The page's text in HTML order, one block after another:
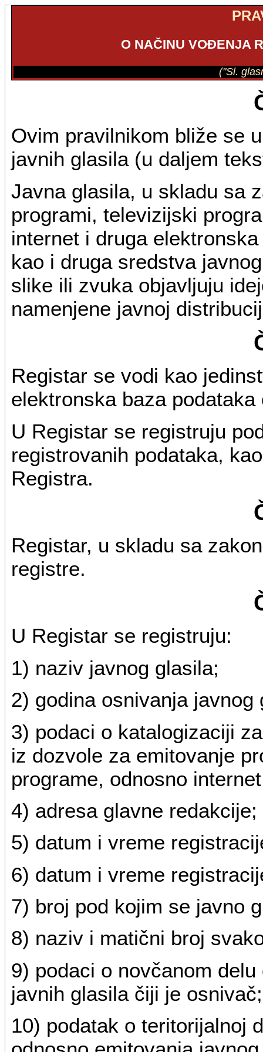
O NAČINU VOĐENJA
("Sl.
Ovim pravilnikom bliže se
javnih glasila (u daljem
Javna glasila, u skladu sa
programi, televizijski
internet i druga
kao i druga sredstva
slike ili zvuka objavljuju
namenjene javnoj
Registar se vodi kao
elektronska baza
U Registar se registruju
registrovanih podataka,
Registra.
Registar, u skladu sa
registre.
U Registar se registruju:
1) naziv javnog glasila;
2) godina osnivanja javnog
3) podaci o katalogizaciji
iz dozvole za emitovanje
programe, odnosno
4) adresa glavne redakcije;
5) datum i vreme
6) datum i vreme
7) broj pod kojim se javno
8) naziv i matični broj
9) podaci o novčanom
javnih glasila čiji je osnivač;
10) podatak o teritorijalnoj